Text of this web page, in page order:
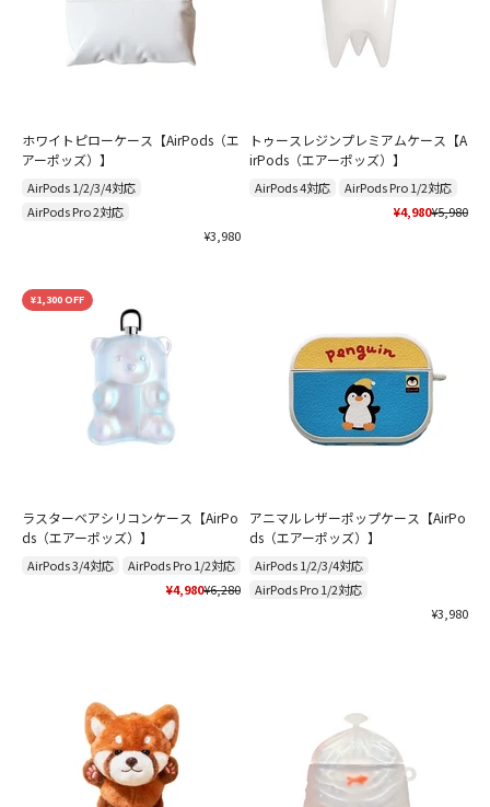
ホワイトピローケース【AirPods（エ
アーポッズ）】
AirPods 1/2/3/4対応
AirPods Pro 2対応
セール価格
¥3,980
トゥースレジンプレミアムケース【A
irPods（エアーポッズ）】
AirPods 4対応
AirPods Pro 1/2対応
セール価格
¥4,980通常価格
¥5,980
¥1,300 OFF
ラスターベアシリコンケース【AirPo
ds（エアーポッズ）】
AirPods 3/4対応
AirPods Pro 1/2対応
セール価格
¥4,980通常価格
¥6,280
アニマルレザーポップケース【AirPo
ds（エアーポッズ）】
AirPods 1/2/3/4対応
AirPods Pro 1/2対応
セール価格
¥3,980